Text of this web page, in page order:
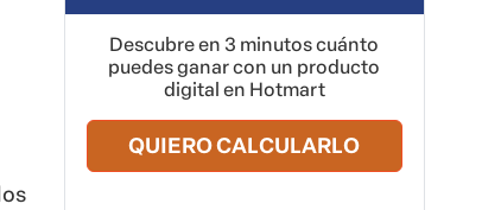
Descubre en 3 minutos cuánto
puedes ganar con un producto
digital en Hotmart
QUIERO CALCULARLO